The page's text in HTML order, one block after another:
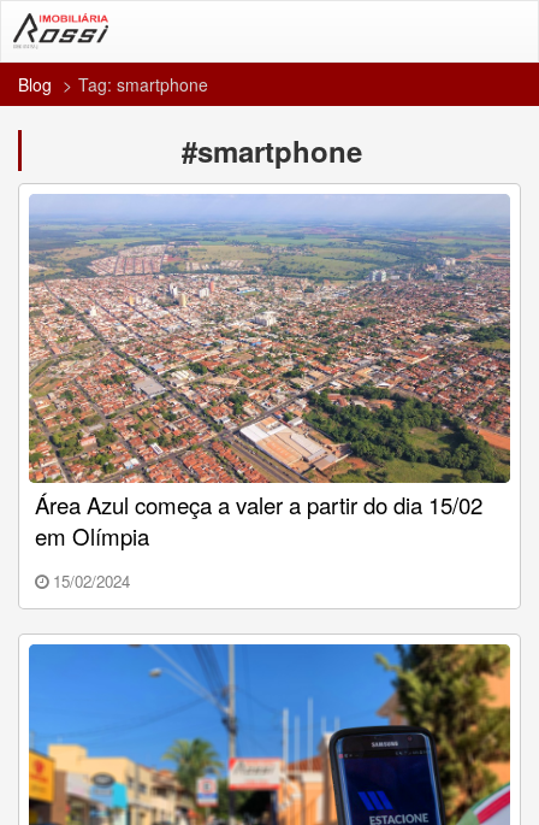
Blog Tag: smartphone
#smartphone
Área Azul começa a valer a partir do dia 15/02
em Olímpia
15/02/2024